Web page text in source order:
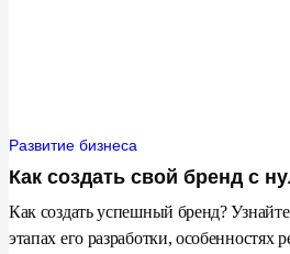
Развитие бизнеса
Как создать свой бренд с
Как создать успешный бренд?
этапах его разработки, особенностях